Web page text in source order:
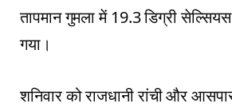
तापमान गुमला में 19.3 डिग्री सेल्सियस
गया।
शनिवार को राजधानी रांची और